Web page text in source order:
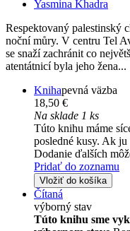
Yasmina Khadra
Respektovaný palestinský
noční můry. V centru Tel
se snaží zachránit co
atentátnicí byla jeho žena...
Knihapevná väzba
18,50 €
Na sklade 1 ks
Túto knihu máme
posledné kusy. Ak
Dodanie ďalších
Pridať do zoznamu
Vložiť do košíka
Čítaná
výborný stav
Túto knihu sme